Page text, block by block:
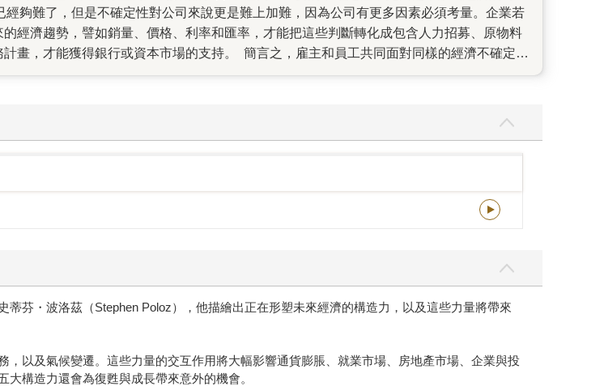
夠難了，但是不確定性對公司來說更是難上加難，因為公司有更多因素必須考量。企業若
經濟趨勢，譬如銷量、價格、利率和匯率，才能把這些判斷轉化成包含人力招募、原物料
畫，才能獲得銀行或資本市場的支持。 簡言之，雇主和員工共同面對同樣的經濟不確定
未來經濟的構造力，以及這些力量將帶來的危機與機會，並提示我們能如何掌握這些力
多的債務，以及?氣候變遷。這些力量的交互作用將大幅影響通貨膨脹、就業市場、房地
響力推波助瀾。與地震純粹僅帶來破壞的力量不同，這五大構造力還會為復甦與成長帶來
經濟理論與現實生活，以無門檻的方式帶領讀者了解經濟趨勢。無論讀者是企業家、投資
動盪的未來經濟》都是在面對愈來愈動盪的未來所不可或缺的重要讀物。
芬・波洛茲（Stephen Poloz），他描繪出正在形塑未來經濟的構造力，以及這些力量將帶來
以及氣候變遷。這些力量的交互作用將大幅影響通貨膨脹、就業市場、房地產市場、企業與投
構造力還會為復甦與成長帶來意外的機會。